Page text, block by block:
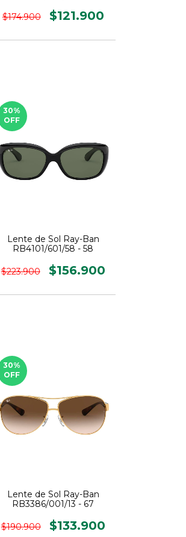
$174.900 $121.900
30%
OFF
Lente de Sol Ray-Ban
RB4101/601/58 - 58
$223.900 $156.900
30%
OFF
Lente de Sol Ray-Ban
RB3386/001/13 - 67
$190.900 $133.900